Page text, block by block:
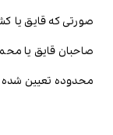
صورتی که قایق یا
صاحبان قایق یا
محدوده تعیین